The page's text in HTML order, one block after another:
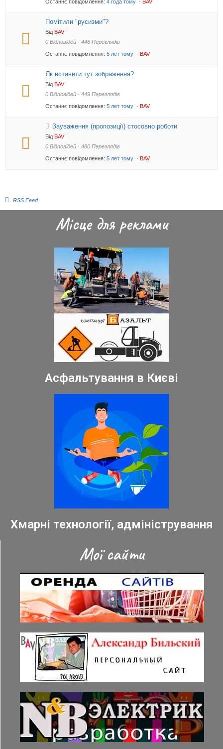
Останнє повідомлення: 4 года тому · BAV
Помітили "русизми"?
Від BAV
0 Відповідей · 446 Переглядів
Останнє повідомлення: 5 лет тому · BAV
Як вставити тут зображення?
Від BAV
0 Відповідей · 449 Переглядів
Останнє повідомлення: 5 лет тому · BAV
Зауваження (пропозиції) стосовно роботи
Від BAV
0 Відповідей · 480 Переглядів
Останнє повідомлення: 5 лет тому · BAV
RSS Feed
Місце для реклами
Асфальтування в Києві
Хмарні технології, адміністрування
Мої сайти